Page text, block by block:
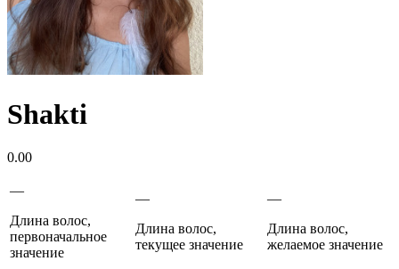
Shakti
0.00
—
Длина волос,
первоначальное
значение
—
Длина волос,
текущее значение
—
Длина волос,
желаемое значение